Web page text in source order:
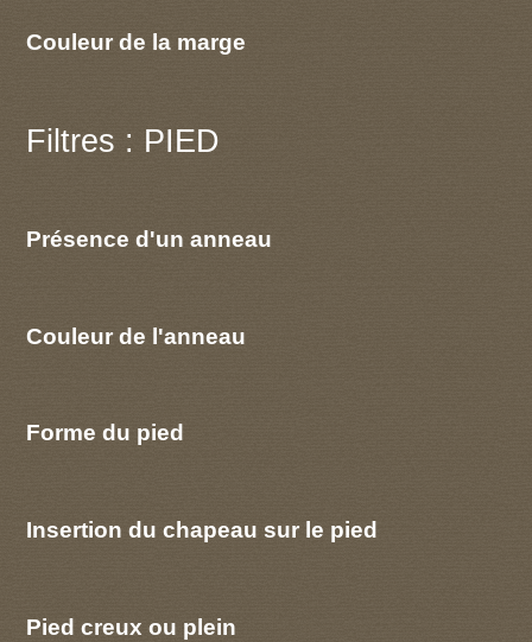
Couleur de la marge
Filtres : PIED
Présence d'un anneau
Couleur de l'anneau
Forme du pied
Insertion du chapeau sur le pied
Pied creux ou plein